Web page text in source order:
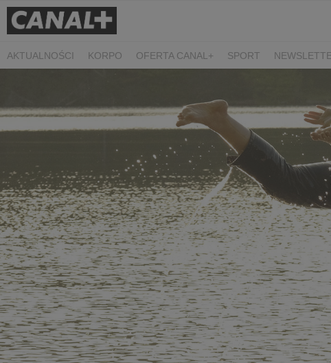
AKTUALNOŚCI KORPO OFERTA CANAL+ SPORT
KIDS